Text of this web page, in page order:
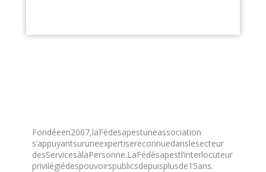
Fondée en 2007, la Fédesap est une association
s’appuyant sur une expertise reconnue dans le secteur
des Services à la Personne. La Fédésap est l’interlocuteur
privilégié des pouvoirs publics depuis plus de 15 ans.